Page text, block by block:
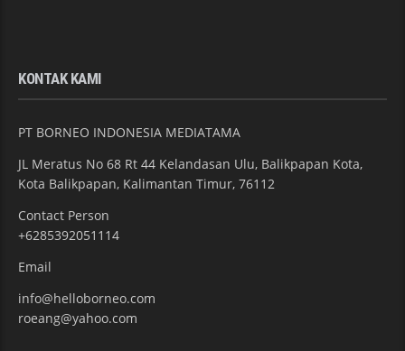
KONTAK KAMI
PT BORNEO INDONESIA MEDIATAMA
JL Meratus No 68 Rt 44 Kelandasan Ulu, Balikpapan Kota,
Kota Balikpapan, Kalimantan Timur, 76112
Contact Person
+6285392051114
Email
info@helloborneo.com
roeang@yahoo.com